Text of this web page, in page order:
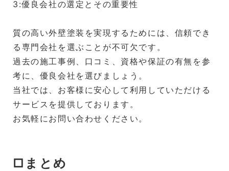
3:優良会社の選定とその重要性
質の高い外壁塗装を実現するためには、信頼でき
る専門会社を選ぶことが不可欠です。
過去の施工事例、口コミ、資格や保証の有無を参
考に、優良会社を選びましょう。
当社では、お客様に安心して利用していただける
サービスを提供しております。
お気軽にお問い合わせください。
□まとめ